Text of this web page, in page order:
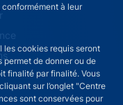
à leur
les cookies requis seront
permet de donner ou de
finalité par finalité. Vous
sur l’onglet "Centre
sont conservées pour